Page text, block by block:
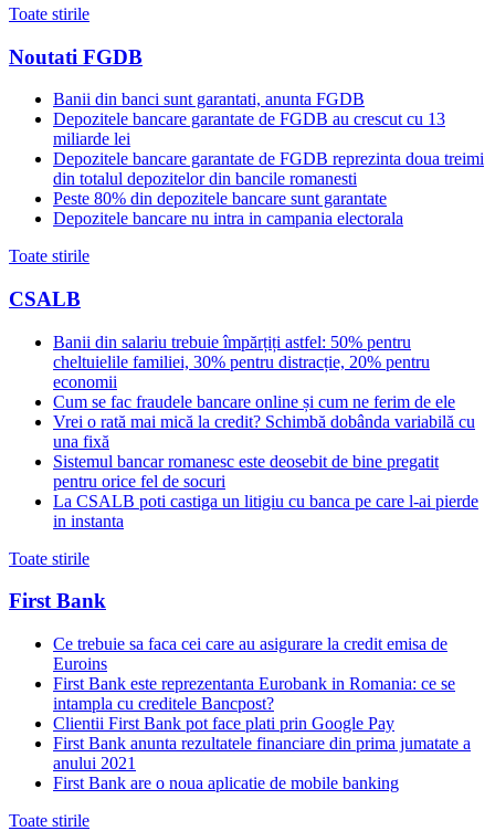
Toate stirile
Noutati FGDB
Banii din banci sunt garantati, anunta FGDB
Depozitele bancare garantate de FGDB au crescut cu 13
miliarde lei
Depozitele bancare garantate de FGDB reprezinta doua treimi
din totalul depozitelor din bancile romanesti
Peste 80% din depozitele bancare sunt garantate
Depozitele bancare nu intra in campania electorala
Toate stirile
CSALB
Banii din salariu trebuie împărțiți astfel: 50% pentru
cheltuielile familiei, 30% pentru distracție, 20% pentru
economii
Cum se fac fraudele bancare online și cum ne ferim de ele
Vrei o rată mai mică la credit? Schimbă dobânda variabilă cu
una fixă
Sistemul bancar romanesc este deosebit de bine pregatit
pentru orice fel de socuri
La CSALB poti castiga un litigiu cu banca pe care l-ai pierde
in instanta
Toate stirile
First Bank
Ce trebuie sa faca cei care au asigurare la credit emisa de
Euroins
First Bank este reprezentanta Eurobank in Romania: ce se
intampla cu creditele Bancpost?
Clientii First Bank pot face plati prin Google Pay
First Bank anunta rezultatele financiare din prima jumatate a
anului 2021
First Bank are o noua aplicatie de mobile banking
Toate stirile